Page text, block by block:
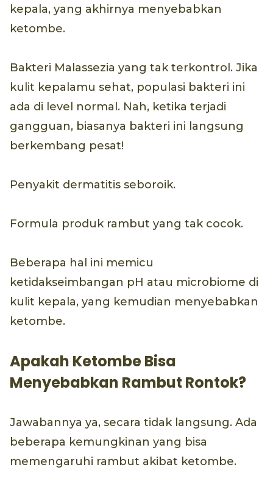
kepala, yang akhirnya menyebabkan
ketombe.
Bakteri Malassezia yang tak terkontrol. Jika
kulit kepalamu sehat, populasi bakteri ini
ada di level normal. Nah, ketika terjadi
gangguan, biasanya bakteri ini langsung
berkembang pesat!
Penyakit dermatitis seboroik.
Formula produk rambut yang tak cocok.
Beberapa hal ini memicu
ketidakseimbangan pH atau microbiome di
kulit kepala, yang kemudian menyebabkan
ketombe.
Apakah Ketombe Bisa
Menyebabkan Rambut Rontok?
Jawabannya ya, secara tidak langsung. Ada
beberapa kemungkinan yang bisa
memengaruhi rambut akibat ketombe.